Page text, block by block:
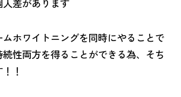
ホワイトニングを同時にやることで
性両方を得ることができる為、そち
！